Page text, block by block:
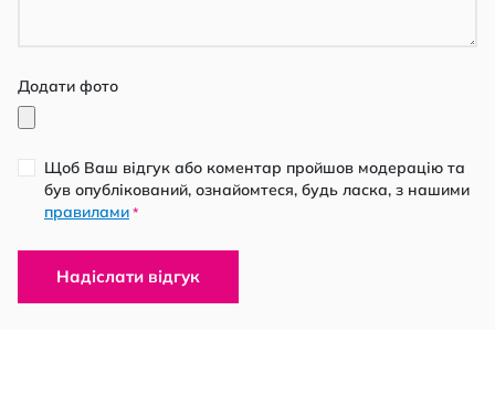
Додати фото
Щоб Ваш відгук або коментар пройшов модерацію та
був опублікований, ознайомтеся, будь ласка, з нашими
правилами *
Надіслати відгук